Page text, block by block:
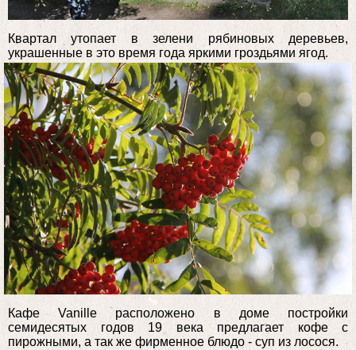
Квартал утопает в зелени рябиновых деревьев,
украшенные в это время года яркими гроздьями ягод.
Кафе Vanille расположено в доме постройки
семидесятых годов 19 века предлагает кофе с
пирожными, а так же фирменное блюдо - суп из лосося.